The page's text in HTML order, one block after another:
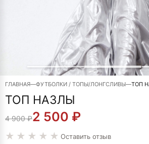
ГЛАВНАЯ—ФУТБОЛКИ / ТОПЫ/ЛОНГСЛИВЫ—ТОП
ТОП НАЗЛЫ
4 900₽
ПЕРВОНАЧАЛЬНАЯ
ЦЕНА
2 500 ₽
ТЕКУЩАЯ
ЦЕНА:
Оставить отзыв